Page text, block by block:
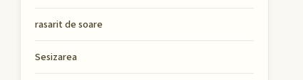
rasarit de soare
Sesizarea